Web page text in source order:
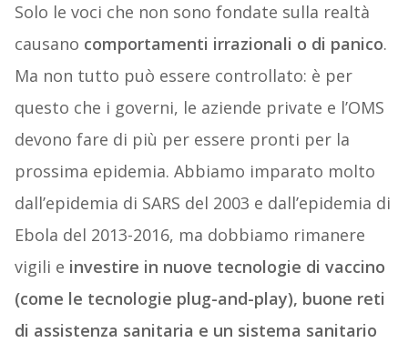
Solo le voci che non sono fondate sulla realtà
causano comportamenti irrazionali o di panico.
Ma non tutto può essere controllato: è per
questo che i governi, le aziende private e l’OMS
devono fare di più per essere pronti per la
prossima epidemia. Abbiamo imparato molto
dall’epidemia di SARS del 2003 e dall’epidemia di
Ebola del 2013-2016, ma dobbiamo rimanere
vigili e investire in nuove tecnologie di vaccino
(come le tecnologie plug-and-play), buone reti
di assistenza sanitaria e un sistema sanitario